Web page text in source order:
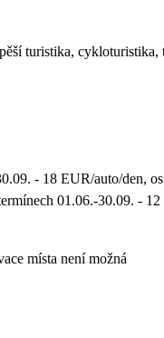
turistika, cykloturistika,
- 18 EUR/auto/den,
01.06.-30.09. -
místa není možná